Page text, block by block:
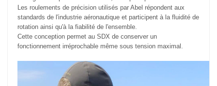
Les roulements de précision utilisés par Abel répondent aux
standards de l'industrie aéronautique et participent à la fluidité de
rotation ainsi qu'à la fiabilité de l'ensemble.
Cette conception permet au SDX de conserver un
fonctionnement irréprochable même sous tension maximal.